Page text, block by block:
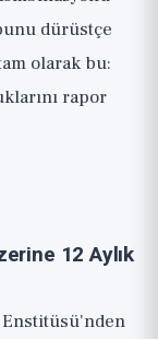
dürüstçe
olarak bu:
rapor
12 Aylık
Enstitüsü'nden